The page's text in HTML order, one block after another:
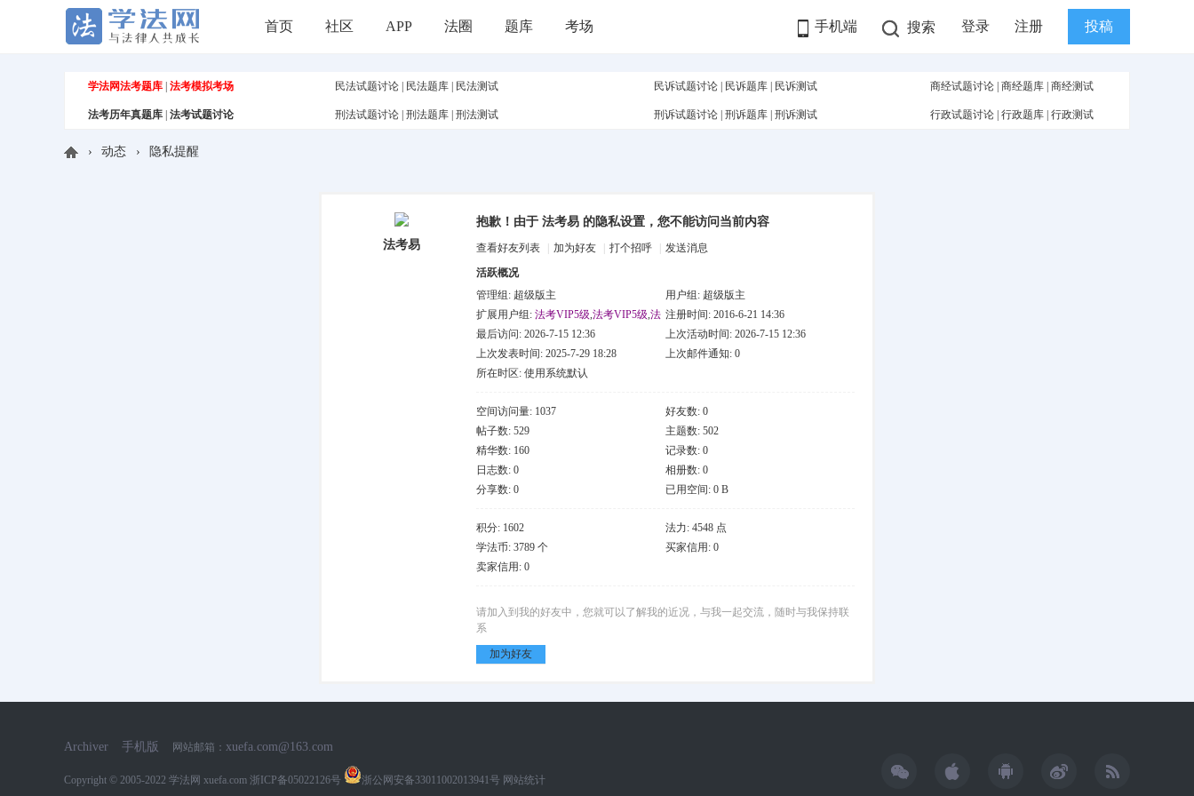
首页 社区 APP 法圈 题库 考场 手机端 搜索 登录 注册 投稿
学法网法考题库 法考模拟考场 民法试题讨论| 民法题库| 民法测试 民诉试题讨论| 民诉题库| 民诉测试 商经试题讨论 商经题库 商经测试
法考历年真题库 法考试题讨论 刑法试题讨论| 刑法题库| 刑法测试 刑诉试题讨论| 刑诉题库| 刑诉测试 行政试题讨论 行政题库 行政测试
› 动态 › 隐私提醒
法考易
抱歉！由于 法考易 的隐私设置，您不能访问当前内容
查看好友列表 加为好友 打个招呼
发送消息
活跃概况
管理组: 超级版主 用户组: 超级版主
扩展用户组: 法考VIP5级,法考VIP5级,法
考VIP3级
注册时间: 2016-6-21 14:36
最后访问: 2026-7-15 12:36
上次活动时间: 2026-7-15 12:36
上次发表时间: 2025-7-29 18:28
上次邮件通知: 0
所在时区: 使用系统默认
空间访问量: 1037
好友数: 0
帖子数: 529
主题数: 502
精华数: 160
记录数: 0
日志数: 0
相册数: 0
分享数: 0
已用空间: 0 B
积分: 1602
法力: 4548 点
学法币: 3789 个
买家信用: 0
卖家信用: 0
请加入到我的好友中，您就可以了解我的近况，与我一起交流，随时与我保持联
系
加为好友
Archiver 手机版 网站邮箱： xuefa.com@163.com
Copyright © 2005-2022 学法网 xuefa.com 浙ICP备05022126号 浙公网安备33011002013941号 网站统计